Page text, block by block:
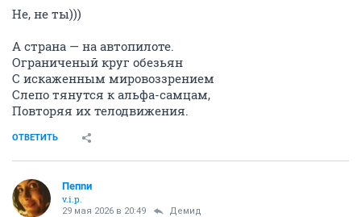
Не, не ты)))
А страна — на автопилоте.
Ограниченый круг обезьян
С искаженным мировоззрением
Слепо тянутся к альфа-самцам,
Повторяя их телодвижения.
ОТВЕТИТЬ
Пепnи
v.i.p.
29 мая 2026 в 20:49 Демид